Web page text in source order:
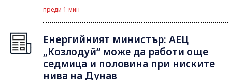
преди 1 мин
Енергийният министър: АЕЦ
„Козлодуй“ може да работи още
седмица и половина при ниските
нива на Дунав